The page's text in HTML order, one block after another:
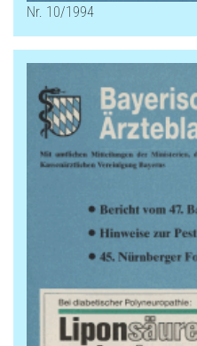
Nr. 10/1994